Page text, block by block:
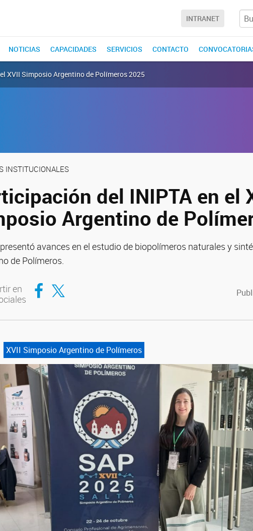
INTRANET
NOTICIAS CAPACIDADES SERVICIOS CONTACTO
XVII Simposio Argentino de Polímeros 2025
INSTITUCIONALES
del INIPTA en el
Argentino de
avances en el estudio de biopolímeros naturales y
de Polímeros.
en
Compartir en Facebook
Compartir en Twitter
XVII Simposio Argentino de Polímeros